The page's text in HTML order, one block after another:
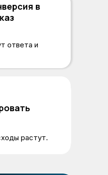
статистика
растут.
в
ответа и